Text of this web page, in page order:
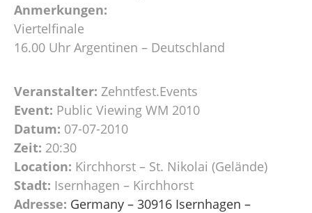
Anmerkungen:
Viertelfinale
16.00 Uhr Argentinen – Deutschland
Veranstalter: Zehntfest.Events
Event: Public Viewing WM 2010
Datum: 07-07-2010
Zeit: 20:30
Location: Kirchhorst – St. Nikolai (Gelände)
Stadt: Isernhagen – Kirchhorst
Adresse: Germany – 30916 Isernhagen –